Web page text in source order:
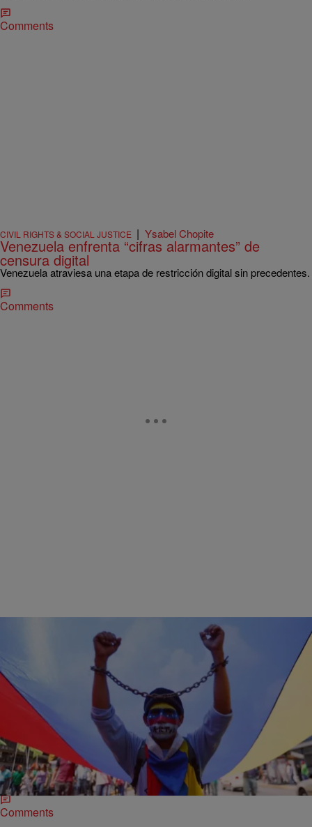
Comments
CIVIL RIGHTS & SOCIAL JUSTICE | Ysabel Chopite
Venezuela enfrenta “cifras alarmantes” de
censura digital
Venezuela atraviesa una etapa de restricción digital sin precedentes.
Comments
| Ysabel Chopite
Presos Políticos en Venezuela, Impacto en la Ola
Migratoria Mundial
La represión y la debacle socioeconómica han generado un éxodo
de casi 8 millones de personas, configurando una de las peores
crisis migratorias mundiales.
Comments